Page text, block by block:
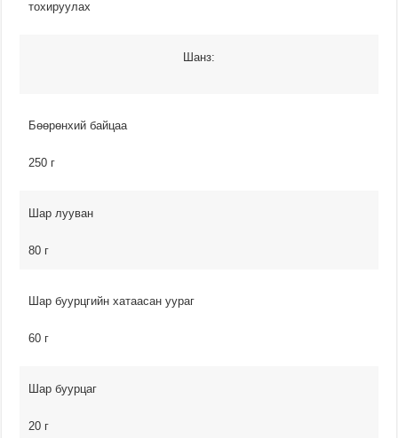
тохируулах
Шанз:
Бөөрөнхий байцаа
250 г
Шар лууван
80 г
Шар буурцгийн хатаасан уураг
60 г
Шар буурцаг
20 г